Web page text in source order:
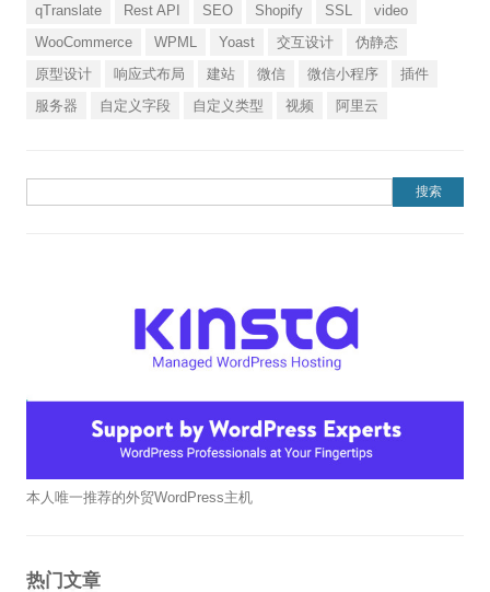
qTranslate
Rest API SEO Shopify SSL
video
WooCommerce
WPML Yoast 交互设计
伪静态
原型设计
响应式布局 建站 微信 微信小程序
插件
服务器
自定义字段 自定义类型 视频 阿里云
本人唯一推荐的外贸WordPress主机
热门文章